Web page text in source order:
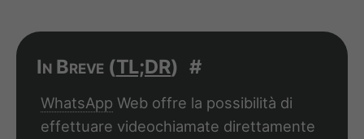
In Breve (TL;DR) #
WhatsApp Web offre la possibilità di
effettuare videochiamate direttamente